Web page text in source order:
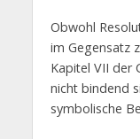
Obwohl
im Gegensatz
Kapitel VII der
nicht bindend
symbolische